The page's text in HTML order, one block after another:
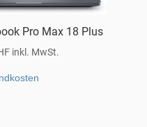
Pro Max 18 Plus
inkl. MwSt.